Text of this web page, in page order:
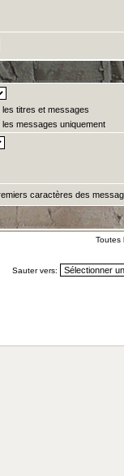
titres et messages
messages uniquement
caractères des
Toutes
Sauter vers: